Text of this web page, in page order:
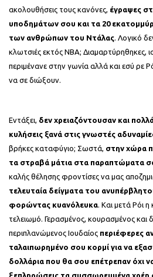
ακολουθήσεις τους κανόνες, έγραψες
υποδημάτων σου και τα 20
των ανθρώπων του Ντάλας . Λογικό
κλωτσιές εκτός ΝΒΑ; Διαμαρτύρηθηκες,
περιμένανε στην γωνία αλλά και εσύ ρε
να σε διώξουν.
Εντάξει, δεν χρειαζόντουσαν και
κυλήσεις ξανά στις γνωστές
βρήκες καταφύγιο; Σωστά, στην χώρα
τα στραβά μάτια στα παραπτώματα
καλής θέλησης φροντίσες να μας
τελευταία δείγματα του
φορώντας κυανόλευκα . Και μετά Ρόι
τελειωμό. Γερασμένος, κουρασμένος και
περιπλανώμενος Ιουδαίος περιέφερες
ταλαιπωρημένο σου κορμί για να
δολλάρια που θα σου επέτρεπαν όχι
ξεπληρώσεις τα συσσωρευμένα χρέη